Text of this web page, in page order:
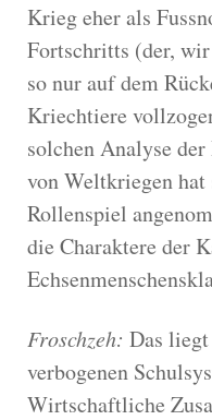
Krieg eher als
Fortschritts (der,
so nur auf dem
Kriechtiere
solchen Analyse
von Weltkriegen
Rollenspiel
die Charaktere der
Froschzeh: Das
verbogenen
Wirtschaftliche